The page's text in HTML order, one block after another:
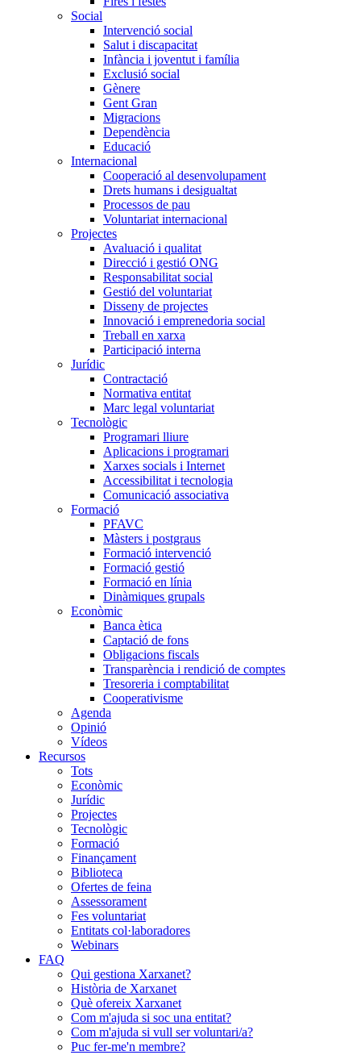
Social
Intervenció social
Salut i discapacitat
Infància i joventut i família
Exclusió social
Gènere
Gent Gran
Migracions
Dependència
Educació
Internacional
Cooperació al desenvolupament
Drets humans i desigualtat
Processos de pau
Voluntariat internacional
Projectes
Avaluació i qualitat
Direcció i gestió ONG
Responsabilitat social
Gestió del voluntariat
Disseny de projectes
Innovació i emprenedoria social
Treball en xarxa
Participació interna
Jurídic
Contractació
Normativa entitat
Marc legal voluntariat
Tecnològic
Programari lliure
Aplicacions i programari
Xarxes socials i Internet
Accessibilitat i tecnologia
Comunicació associativa
Formació
PFAVC
Màsters i postgraus
Formació intervenció
Formació gestió
Formació en línia
Dinàmiques grupals
Econòmic
Banca ètica
Captació de fons
Obligacions fiscals
Transparència i rendició de comptes
Tresoreria i comptabilitat
Cooperativisme
Agenda
Opinió
Vídeos
Recursos
Tots
Econòmic
Jurídic
Projectes
Tecnològic
Formació
Finançament
Biblioteca
Ofertes de feina
Assessorament
Fes voluntariat
Entitats col·laboradores
Webinars
FAQ
Qui gestiona Xarxanet?
Història de Xarxanet
Què ofereix Xarxanet
Com m'ajuda si soc una entitat?
Com m'ajuda si vull ser voluntari/a?
Puc fer-me'n membre?